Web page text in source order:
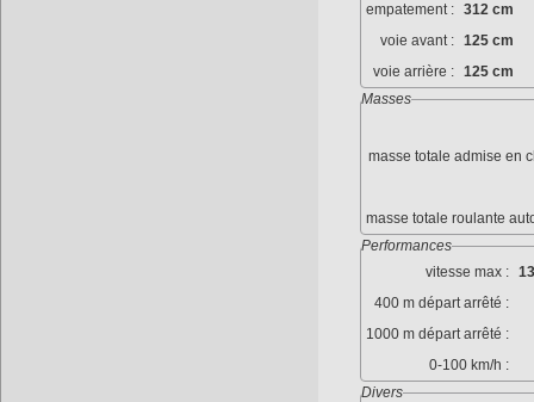
empatement : 312 cm
voie avant : 125 cm
voie arrière : 125 cm
Masses
masse totale admise en
masse totale roulante
Performances
vitesse max :
400 m départ arrêté :
1000 m départ arrêté :
0-100 km/h :
Divers